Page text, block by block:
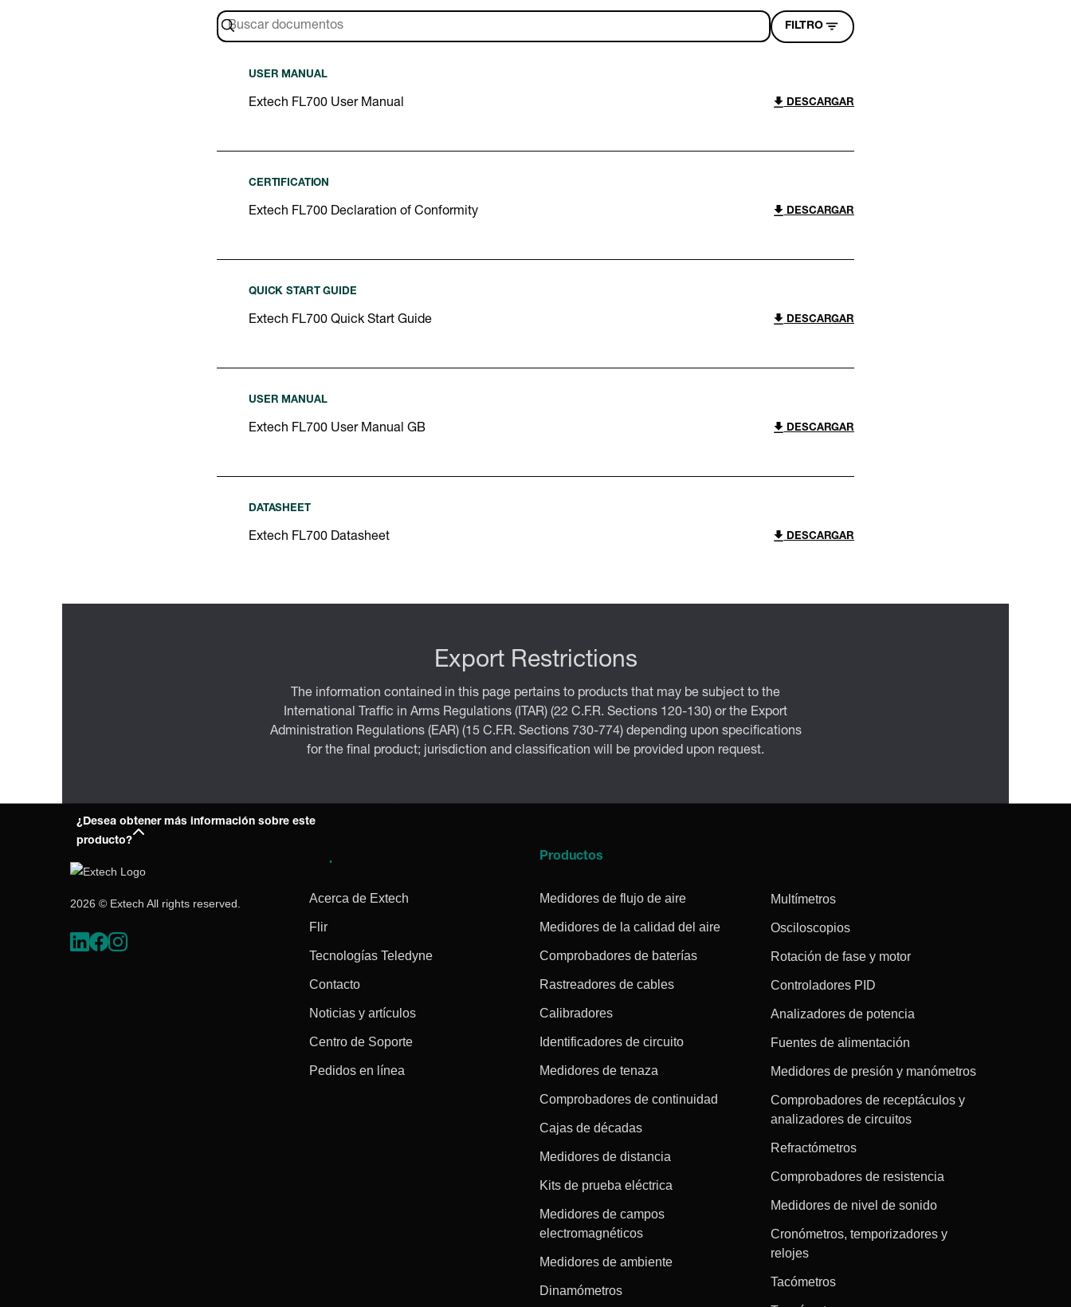
FILTRO
USER MANUAL
Extech FL700 User Manual DESCARGAR
CERTIFICATION
Extech FL700 Declaration of Conformity DESCARGAR
QUICK START GUIDE
Extech FL700 Quick Start Guide DESCARGAR
USER MANUAL
Extech FL700 User Manual GB DESCARGAR
DATASHEET
Extech FL700 Datasheet DESCARGAR
Export Restrictions
The information contained in this page pertains to products that may be subject to the
International Traffic in Arms Regulations (ITAR) (22 C.F.R. Sections 120-130) or the Export
Administration Regulations (EAR) (15 C.F.R. Sections 730-774) depending upon specifications
for the final product; jurisdiction and classification will be provided upon request.
¿Desea obtener más información sobre este
producto?
2026 © Extech All rights reserved. Acerca de Extech
Flir
Tecnologías Teledyne
Contacto
Noticias y artículos
Centro de Soporte
Pedidos en línea
Productos
Medidores de flujo de aire
Medidores de la calidad del aire
Comprobadores de baterías
Rastreadores de cables
Calibradores
Identificadores de circuito
Medidores de tenaza
Comprobadores de continuidad
Cajas de décadas
Medidores de distancia
Kits de prueba eléctrica
Medidores de campos
electromagnéticos
Medidores de ambiente
Dinamómetros
Multímetros
Osciloscopios
Rotación de fase y motor
Controladores PID
Analizadores de potencia
Fuentes de alimentación
Medidores de presión y manómetros
Comprobadores de receptáculos y
analizadores de circuitos
Refractómetros
Comprobadores de resistencia
Medidores de nivel de sonido
Cronómetros, temporizadores y
relojes
Tacómetros